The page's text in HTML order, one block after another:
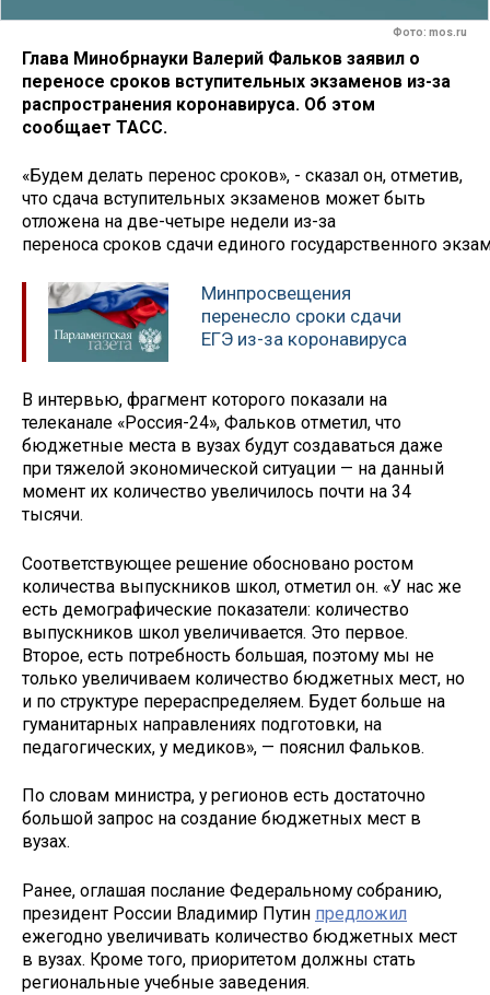
Фото: mos.ru
Глава Минобрнауки Валерий Фальков заявил о
переносе сроков вступительных экзаменов из-за
распространения коронавируса. Об этом
сообщает ТАСС.
«Будем делать перенос сроков», - сказал он, отметив,
что сдача вступительных экзаменов может быть
отложена на две-четыре недели из-за
переноса сроков сдачи единого государственного
Минпросвещения
перенесло сроки сдачи
ЕГЭ из-за коронавируса
В интервью, фрагмент которого показали на
телеканале «Россия-24», Фальков отметил, что
бюджетные места в вузах будут создаваться даже
при тяжелой экономической ситуации — на данный
момент их количество увеличилось почти на 34
тысячи.
Соответствующее решение обосновано ростом
количества выпускников школ, отметил он. «У нас же
есть демографические показатели: количество
выпускников школ увеличивается. Это первое.
Второе, есть потребность большая, поэтому мы не
только увеличиваем количество бюджетных мест, но
и по структуре перераспределяем. Будет больше на
гуманитарных направлениях подготовки, на
педагогических, у медиков», — пояснил Фальков.
По словам министра, у регионов есть достаточно
большой запрос на создание бюджетных мест в
вузах.
Ранее, оглашая послание Федеральному собранию,
президент России Владимир Путин предложил
ежегодно увеличивать количество бюджетных мест
в вузах. Кроме того, приоритетом должны стать
региональные учебные заведения.